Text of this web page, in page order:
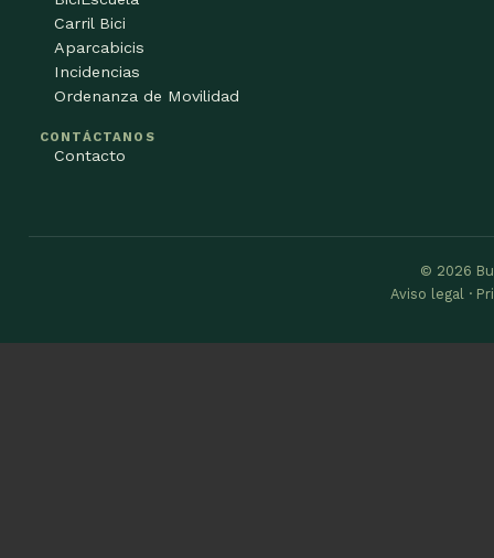
Carril Bici
Aparcabicis
Incidencias
Ordenanza de Movilidad
CONTÁCTANOS
Contacto
© 2026
Aviso legal ·